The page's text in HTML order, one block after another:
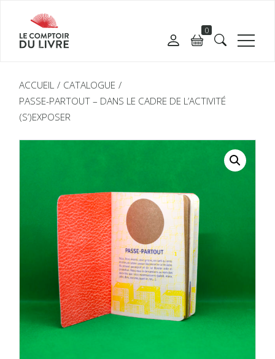
0
ACCUEIL
CATALOGUE
PASSE-PARTOUT – DANS LE CADRE DE L’ACTIVITÉ
(S’)EXPOSER